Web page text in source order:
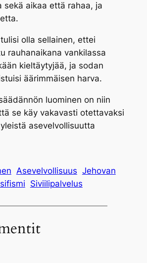
sekä aikaa että rahaa, ja
olla sellainen, ettei
rauhanaikana vankilassa
kieltäytyjää, ja sodan
äärimmäisen harva.
luominen on niin
se käy vakavasti otettavaksi
asevelvollisuutta
Asevelvollisuus Jehovan
Siviilipalvelus